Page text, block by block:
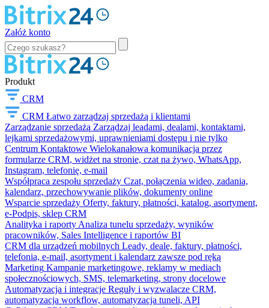
Załóż konto
Produkt
CRM
CRM Łatwo zarządzaj sprzedażą i klientami
Zarządzanie sprzedażą Zarządzaj leadami, dealami, kontaktami,
lejkami sprzedażowymi, uprawnieniami dostępu i nie tylko
Centrum Kontaktowe Wielokanałowa komunikacja przez
formularze CRM, widżet na stronie, czat na żywo, WhatsApp,
Instagram, telefonię, e-mail
Współpraca zespołu sprzedaży Czat, połączenia wideo, zadania,
kalendarz, przechowywanie plików, dokumenty online
Wsparcie sprzedaży Oferty, faktury, płatności, katalog, asortyment,
e-Podpis, sklep CRM
Analityka i raporty Analiza tunelu sprzedaży, wyników
pracowników, Sales Intelligence i raportów BI
CRM dla urządzeń mobilnych Leady, deale, faktury, płatności,
telefonia, e-mail, asortyment i kalendarz zawsze pod ręką
Marketing Kampanie marketingowe, reklamy w mediach
społecznościowych, SMS, telemarketing, strony docelowe
Automatyzacja i integracje Reguły i wyzwalacze CRM,
automatyzacja workflow, automatyzacja tuneli, API